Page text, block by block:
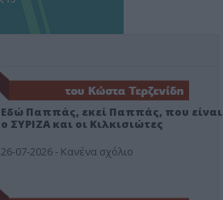
Εδώ Παππάς, εκεί Παππάς, που είναι
ο ΣΥΡΙΖΑ και οι Κιλκισιώτες
26-07-2026 - Κανένα σχόλιο